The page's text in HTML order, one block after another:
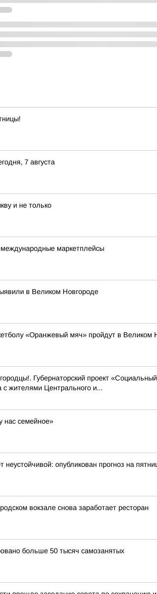
7 августа
и не только
международные маркетплейсы
в Великом Новгороде
«Оранжевый мяч» пройдут в Великом
Губернаторский проект
жителями Центрального и...
семейное»
неустойчивой: опубликован прогноз на
вокзале снова заработает ресторан
больше 50 тысяч самозанятых